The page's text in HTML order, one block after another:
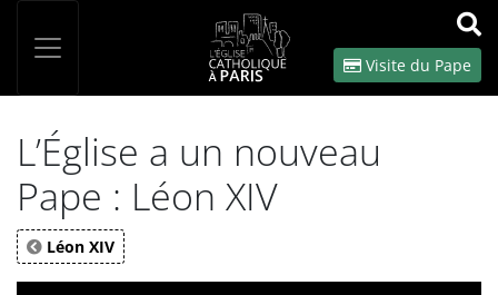
OK
Visite du Pape
L’Église a un nouveau
Pape : Léon XIV
Léon XIV
Panneau de gestion des cookies